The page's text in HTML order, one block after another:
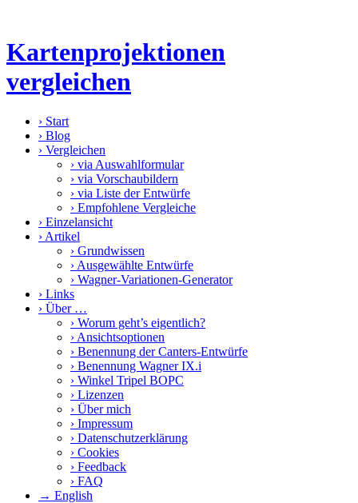
Kartenprojektionen
vergleichen
› Start
› Blog
› Vergleichen
› via Auswahlformular
› via Vorschaubildern
› via Liste der Entwürfe
› Empfohlene Vergleiche
› Einzelansicht
› Artikel
› Grundwissen
› Ausgewählte Entwürfe
› Wagner-Variationen-Generator
› Links
› Über …
› Worum geht’s eigentlich?
› Ansichtsoptionen
› Benennung der Canters-Entwürfe
› Benennung Wagner IX.i
› Winkel Tripel BOPC
› Lizenzen
› Über mich
› Impressum
› Datenschutzerklärung
› Cookies
› Feedback
› FAQ
→ English